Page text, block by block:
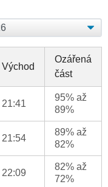
Východ
Ozářená
část
21:41
95% až
89%
21:54
89% až
82%
22:09
82% až
72%